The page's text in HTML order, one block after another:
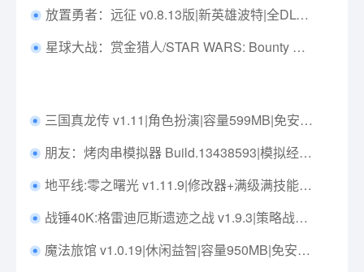
放置勇者：远征 v0.8.13版|新英雄波特|全DLCs|放置策略|容量1.8GB|中文免安装|支持键盘.鼠标
星球大战：赏金猎人/STAR WARS: Bounty Hunter v1.0.3|动作冒险|容量10.3GB|免安装绿色中文版|支持键盘.鼠标.手柄
三国真龙传 v1.11|角色扮演|容量599MB|免安装绿色中文版|支持键盘.鼠标
朋友：烤肉串模拟器 Build.13438593|模拟经营|容量5GB|免安装绿色中文版|支持键盘.鼠标
地平线:零之曙光 v1.11.9|修改器+满级满技能初始存档|动作冒险|容量72.3GB|免安装绿色中文版|支持键盘.鼠标.手柄
战锤40K:格雷迪厄斯遗迹之战 v1.9.3|策略战棋|容量5.2GB|免安装绿色中文版|支持键盘.鼠标
魔法旅馆 v1.0.19|休闲益智|容量950MB|免安装绿色中文版|支持键盘.鼠标.手柄